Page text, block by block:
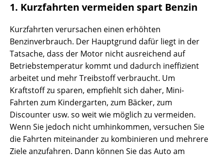
1. Kurzfahrten vermeiden spart Benzin
Kurzfahrten verursachen einen erhöhten
Benzinverbrauch. Der Hauptgrund dafür liegt in der
Tatsache, dass der Motor nicht ausreichend auf
Betriebstemperatur kommt und dadurch ineffizient
arbeitet und mehr Treibstoff verbraucht. Um
Kraftstoff zu sparen, empfiehlt sich daher, Mini-
Fahrten zum Kindergarten, zum Bäcker, zum
Discounter usw. so weit wie möglich zu vermeiden.
Wenn Sie jedoch nicht umhinkommen, versuchen Sie
die Fahrten miteinander zu kombinieren und mehrere
Ziele anzufahren. Dann können Sie das Auto am